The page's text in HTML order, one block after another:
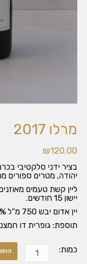
מרלו 2017
₪120.00
בציר ידני סלקטיבי
יהודה, מטרים ספורים
ליין קשת טעמים
יישון 15 חודשים.
יין אדום יבש 750 מ”ל 13% כהל בנפח
תוספת: גופרית דו
כמות:
כמות